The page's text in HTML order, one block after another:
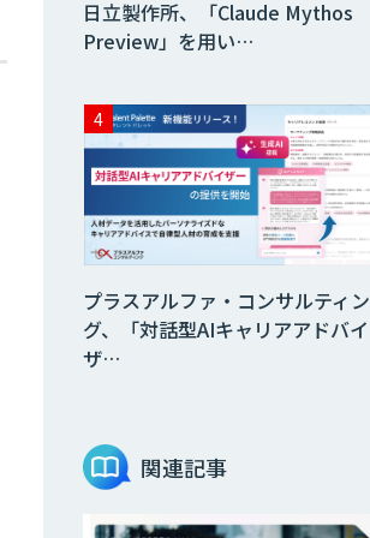
日立製作所、「Claude Mythos
Preview」を用い…
プラスアルファ・コンサルティン
グ、「対話型AIキャリアアドバイ
ザ…
関連記事